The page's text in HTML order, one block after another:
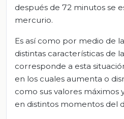
después de 72 minutos se
mercurio.
Es así como por medio de
distintas características de
corresponde a esta
en los cuales aumenta o
como sus valores máximos
en distintos momentos del